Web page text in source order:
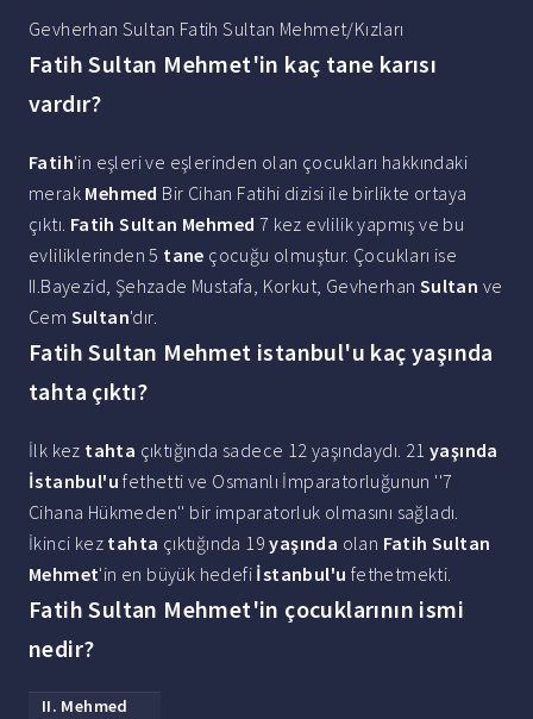
Gevherhan Sultan Fatih Sultan Mehmet/Kızları
Fatih Sultan Mehmet'in kaç tane karısı
vardır?
Fatih'in eşleri ve eşlerinden olan çocukları hakkındaki
merak Mehmed Bir Cihan Fatihi dizisi ile birlikte ortaya
çıktı. Fatih Sultan Mehmed 7 kez evlilik yapmış ve bu
evliliklerinden 5 tane çocuğu olmuştur. Çocukları ise
II.Bayezid, Şehzade Mustafa, Korkut, Gevherhan Sultan ve
Cem Sultan'dır.
Fatih Sultan Mehmet istanbul'u kaç yaşında
tahta çıktı?
İlk kez tahta çıktığında sadece 12 yaşındaydı. 21yaşında
İstanbul'u fethetti ve Osmanlı İmparatorluğunun ''7
Cihana Hükmeden'' bir imparatorluk olmasını sağladı.
İkinci kez tahta çıktığında 19yaşında olan Fatih Sultan
Mehmet'in en büyük hedefi İstanbul'u fethetmekti.
Fatih Sultan Mehmet'in çocuklarının ismi
nedir?
II. Mehmed